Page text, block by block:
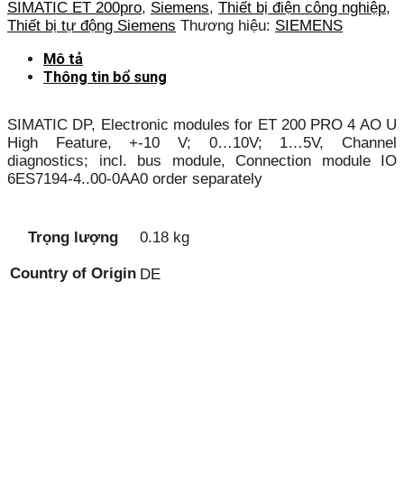
SIMATIC ET 200pro, Siemens, Thiết bị điện công nghiệp,
Thiết bị tự động Siemens Thương hiệu: SIEMENS
Mô tả
Thông tin bổ sung
SIMATIC DP, Electronic modules for ET 200 PRO 4 AO U
High Feature, +-10 V; 0…10V; 1…5V, Channel
diagnostics; incl. bus module, Connection module IO
6ES7194-4..00-0AA0 order separately
Trọng lượng 0.18 kg
Country of Origin DE